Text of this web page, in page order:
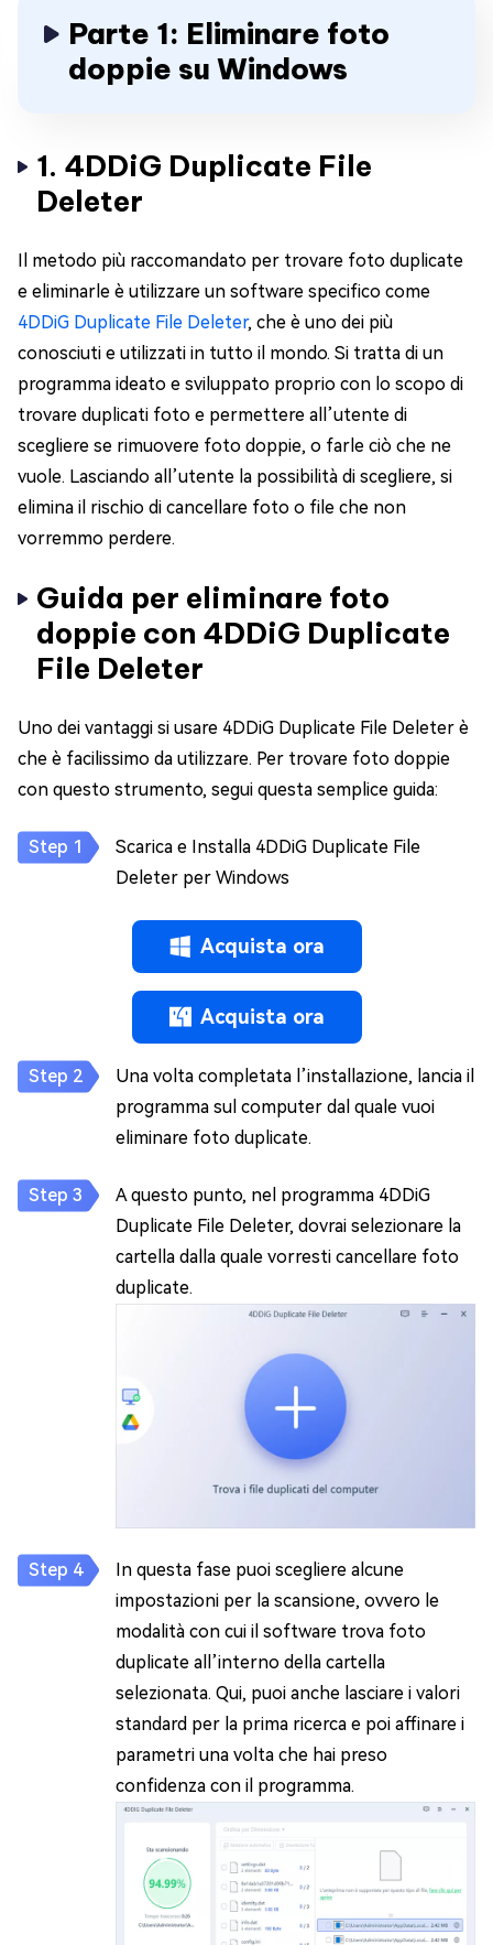
Parte 1: Eliminare foto
doppie su Windows
1. 4DDiG Duplicate File
Deleter
Il metodo più raccomandato per trovare foto duplicate
e eliminarle è utilizzare un software specifico come
4DDiG Duplicate File Deleter, che è uno dei più
conosciuti e utilizzati in tutto il mondo. Si tratta di un
programma ideato e sviluppato proprio con lo scopo di
trovare duplicati foto e permettere all’utente di
scegliere se rimuovere foto doppie, o farle ciò che ne
vuole. Lasciando all’utente la possibilità di scegliere, si
elimina il rischio di cancellare foto o file che non
vorremmo perdere.
Guida per eliminare foto
doppie con 4DDiG Duplicate
File Deleter
Uno dei vantaggi si usare 4DDiG Duplicate File Deleter è
che è facilissimo da utilizzare. Per trovare foto doppie
con questo strumento, segui questa semplice guida:
Scarica e Installa 4DDiG Duplicate File
Deleter per Windows
Acquista ora
Acquista ora
Una volta completata l’installazione, lancia il
programma sul computer dal quale vuoi
eliminare foto duplicate.
A questo punto, nel programma 4DDiG
Duplicate File Deleter, dovrai selezionare la
cartella dalla quale vorresti cancellare foto
duplicate.
In questa fase puoi scegliere alcune
impostazioni per la scansione, ovvero le
modalità con cui il software trova foto
duplicate all’interno della cartella
selezionata. Qui, puoi anche lasciare i valori
standard per la prima ricerca e poi affinare i
parametri una volta che hai preso
confidenza con il programma.